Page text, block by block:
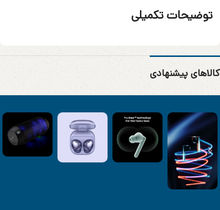
توضیحات تکمیلی
کالاهای پیشنهادی